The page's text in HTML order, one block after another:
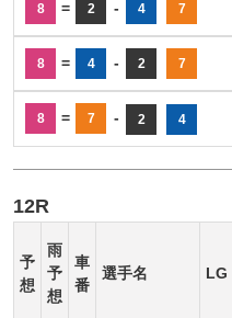
8 = 2 - 4 7
8 = 4 - 2 7
8 = 7 - 2 4
12R
予
想
雨
予
想
車
番
選手名 LG